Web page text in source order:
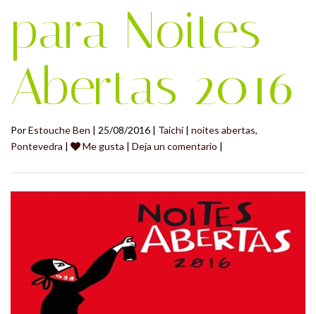
para Noites
Abertas 2016
PorEstouche Ben | 25/08/2016 | Taichí| noites abertas,
Pontevedra | Me gusta | Deja un comentario |